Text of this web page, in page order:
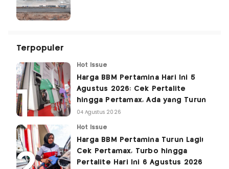
Terpopuler
Hot Issue
Harga BBM Pertamina Hari Ini 5
Agustus 2026: Cek Pertalite
hingga Pertamax, Ada yang Turun
04 Agustus 2026
Hot Issue
Harga BBM Pertamina Turun Lagi!
Cek Pertamax, Turbo hingga
Pertalite Hari Ini 6 Agustus 2026